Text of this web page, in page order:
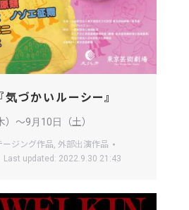
気づかいルーシー』
〜9月10日（土）
ージング作品 外部出演作品
Last updated: 2022.9.30 21:43